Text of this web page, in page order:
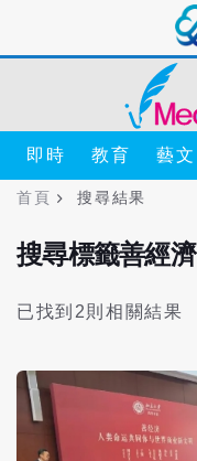
即時 教育 藝文
首頁 搜尋結果
搜尋標籤善經濟
已找到2則相關結果